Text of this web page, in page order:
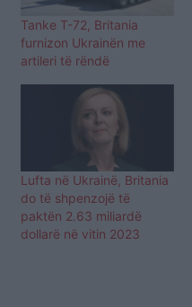
Tanke T-72, Britania
furnizon Ukrainën me
artileri të rëndë
Lufta në Ukrainë, Britania
do të shpenzojë të
paktën 2.63 miliardë
dollarë në vitin 2023